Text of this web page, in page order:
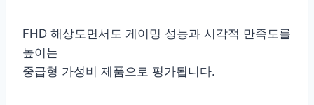
FHD 해상도면서도 게이밍 성능과 시각적 만족도를
높이는
중급형 가성비 제품으로 평가됩니다.